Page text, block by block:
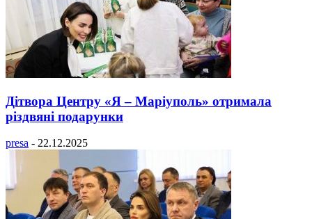
Дітвора Центру «Я – Маріуполь» отримала
різдвяні подарунки
presa - 22.12.2025